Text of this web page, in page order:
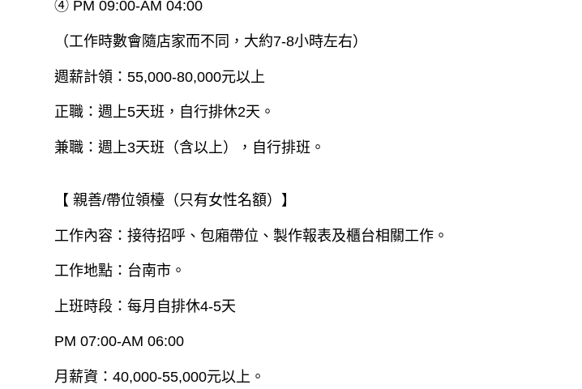
④ PM 09:00-AM 04:00
（工作時數會隨店家而不同，大約7-8小時左右）
週薪計領：55,000-80,000元以上
正職：週上5天班，自行排休2天。
兼職：週上3天班（含以上），自行排班。
【 親善/帶位領檯（只有女性名額）】
工作內容：接待招呼、包廂帶位、製作報表及櫃台相關工作。
工作地點：台南市。
上班時段：每月自排休4-5天
PM 07:00-AM 06:00
月薪資：40,000-55,000元以上。